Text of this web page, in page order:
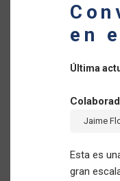
en
Última
Jaime
Esta es
gran